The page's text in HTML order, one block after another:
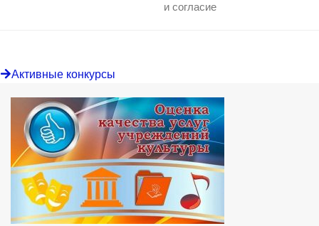
и согласие
Активные конкурсы